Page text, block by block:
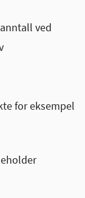
ved
for eksempel